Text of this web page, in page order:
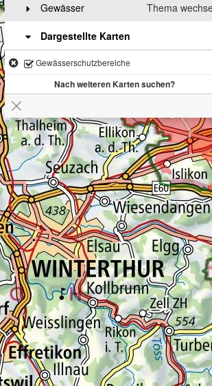
Thema
Gewässer
Dargestellte Karten
Gewässerschutzbereiche
Nach weiteren Karten suchen?